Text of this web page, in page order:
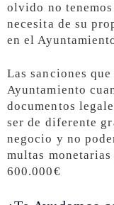
olvido no
necesita de su
en el
Las sanciones
Ayuntamiento
documentos
ser de diferente
negocio y no
multas
600.000€